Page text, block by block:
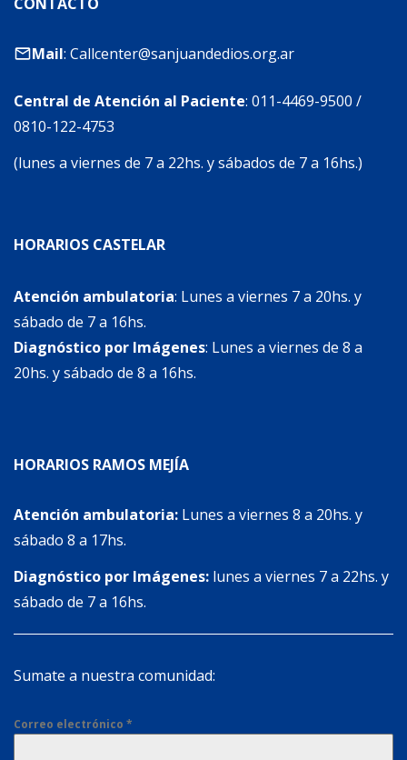
Mail: Callcenter@sanjuandedios.org.ar
Central de Atención al Paciente: 011-4469-9500 /
0810-122-4753
(lunes a viernes de 7 a 22hs. y sábados de 7 a 16hs.)
HORARIOS CASTELAR
Atención ambulatoria: Lunes a viernes 7 a 20hs. y
sábado de 7 a 16hs.
Diagnóstico por Imágenes: Lunes a viernes de 8 a
20hs. y sábado de 8 a 16hs.
HORARIOS RAMOS MEJÍA
Atención ambulatoria: Lunes a viernes 8 a 20hs. y
sábado 8 a 17hs.
Diagnóstico por Imágenes: lunes a viernes 7 a 22hs. y
sábado de 7 a 16hs.
Sumate a nuestra comunidad:
Correo electrónico *